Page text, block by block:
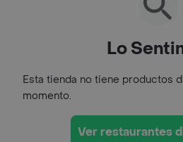
Lo
Esta tienda no tiene productos
momento.
Ver restaurantes